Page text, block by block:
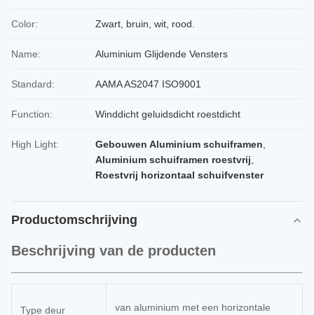
Color: Zwart, bruin, wit, rood.
Name: Aluminium Glijdende Vensters
Standard: AAMA AS2047 ISO9001
Function: Winddicht geluidsdicht roestdicht
High Light: Gebouwen Aluminium schuiframen
Aluminium schuiframen roestvrij
Roestvrij horizontaal schuifvenster
Productomschrijving
Beschrijving van de producten
Type deur
van aluminium met een horizontale